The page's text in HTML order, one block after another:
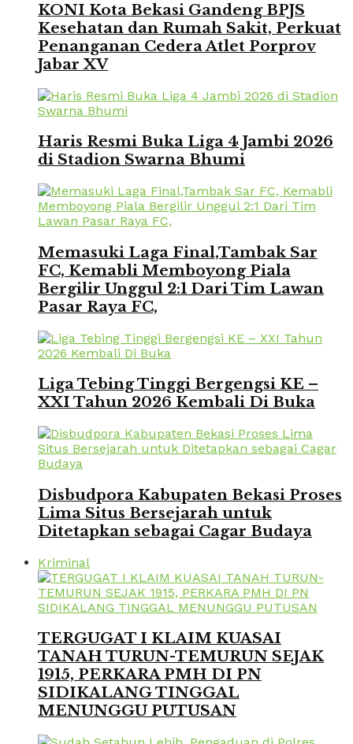
KONI Kota Bekasi Gandeng BPJS
Kesehatan dan Rumah Sakit, Perkuat
Penanganan Cedera Atlet Porprov
Jabar XV
Haris Resmi Buka Liga 4 Jambi 2026
di Stadion Swarna Bhumi
Memasuki Laga Final,Tambak Sar
FC, Kemabli Memboyong Piala
Bergilir Unggul 2:1 Dari Tim Lawan
Pasar Raya FC,
Liga Tebing Tinggi Bergengsi KE –
XXI Tahun 2026 Kembali Di Buka
Disbudpora Kabupaten Bekasi Proses
Lima Situs Bersejarah untuk
Ditetapkan sebagai Cagar Budaya
Kriminal
TERGUGAT I KLAIM KUASAI
TANAH TURUN-TEMURUN SEJAK
1915, PERKARA PMH DI PN
SIDIKALANG TINGGAL
MENUNGGU PUTUSAN